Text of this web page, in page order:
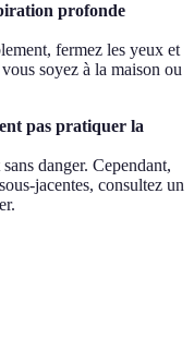
profonde
fermez les yeux et
soyez à la maison ou
pas pratiquer la
danger. Cependant,
jacentes, consultez un